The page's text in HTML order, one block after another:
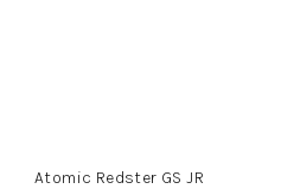
Atomic Redster GS JR